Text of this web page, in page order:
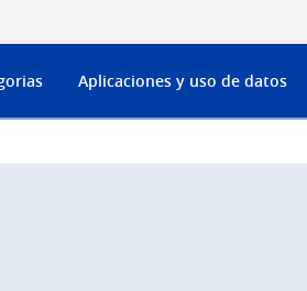
Aplicaciones y uso de datos